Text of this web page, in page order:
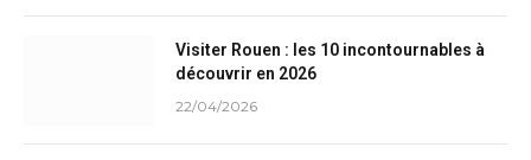
Visiter Rouen : les 10 incontournables à
découvrir en 2026
22/04/2026